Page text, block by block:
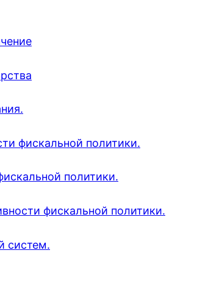
фискальной политики.
политики.
фискальной политики.
систем.